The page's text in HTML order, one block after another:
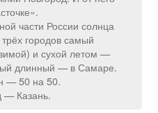
части России солнца
городов самый
и сухой летом —
длинный — в Самаре.
— 50 на 50.
— Казань.